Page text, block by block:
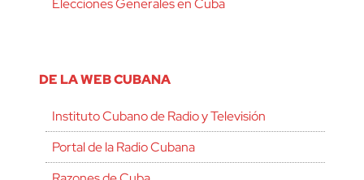
DE LA WEB CUBANA
Instituto Cubano de Radio y Televisión
Portal de la Radio Cubana